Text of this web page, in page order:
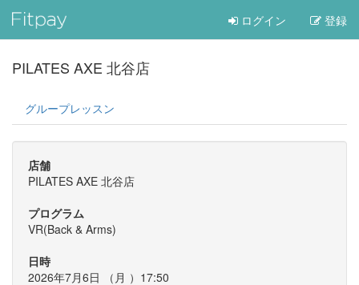
ログイン 登録
PILATES AXE 北谷店
グループレッスン
店舗
PILATES AXE 北谷店
プログラム
VR(Back & Arms)
日時
2026年7月6日 （ 月 ）17:50